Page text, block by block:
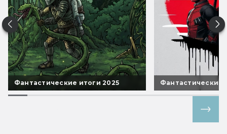
Фантастические итоги 2025 Фантастические